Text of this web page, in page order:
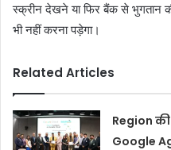
स्क्रीन देखने या फिर बैंक से भुगतान
भी नहीं करना पड़ेगा।
Related Articles
Region
Google